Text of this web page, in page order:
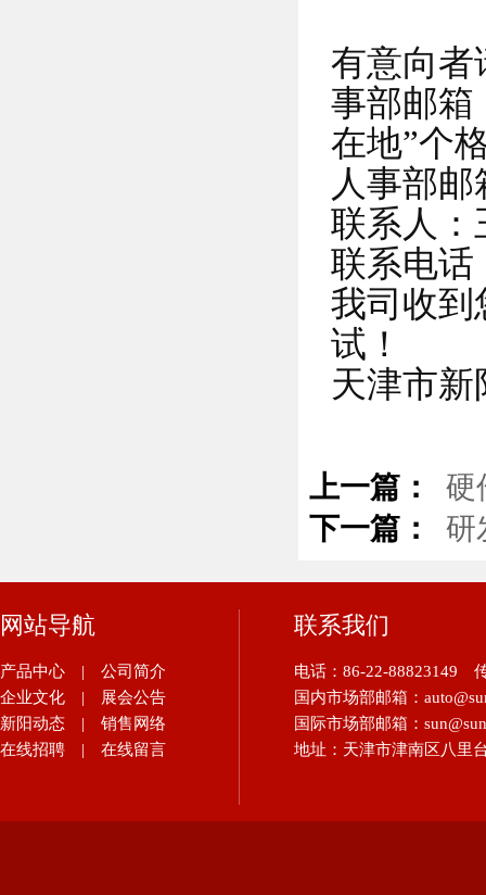
有意向者
事部邮箱
在地”个
人事部邮
联系人：
联系电话
我司收到
试！
天津市
上一篇：
硬
下一篇：
研
网站导航
产品中心 |
公司简介
企业文化
|
展会公告
新阳动态
|
销售网络
在线招聘
| 在线留言
联系我们
电话：86-22-88823149
国内市场部邮箱：
国际市场部邮箱：
地址：天津市津南区八里